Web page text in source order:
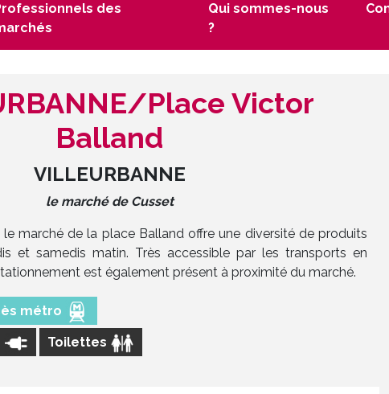
des
Qui sommes-nous
?
Place Victor
Balland
VILLEURBANNE
le marché de Cusset
marché de la place Balland offre une diversité de produits
et samedis matin. Très accessible par les transports en
est également présent à proximité du marché.
métro
Toilettes